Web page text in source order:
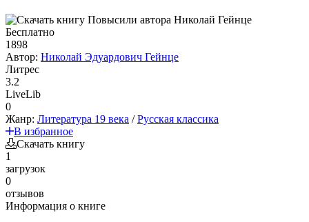
Бесплатно
1898
Автор: Николай Эдуардович Гейнце
Литрес
3.2
LiveLib
0
Жанр: Литература 19 века /Русская классика
В избранное
Скачать книгу
1
загрузок
0
отзывов
Информация о книге